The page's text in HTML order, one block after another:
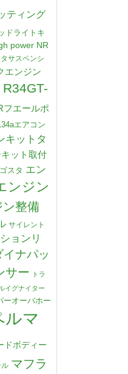
ティング
ドライトキ
power NR
サスペンシ
エンジン
R34GT-
フエールポ
エアコン
キットタ
ット取付
スタ エン
ンジン
ン整備
サイレント
ョンリ
イナパッ
サー
トラ
イグナイター
ーオーバホー
ルマ
ドボディー
ル マフラ